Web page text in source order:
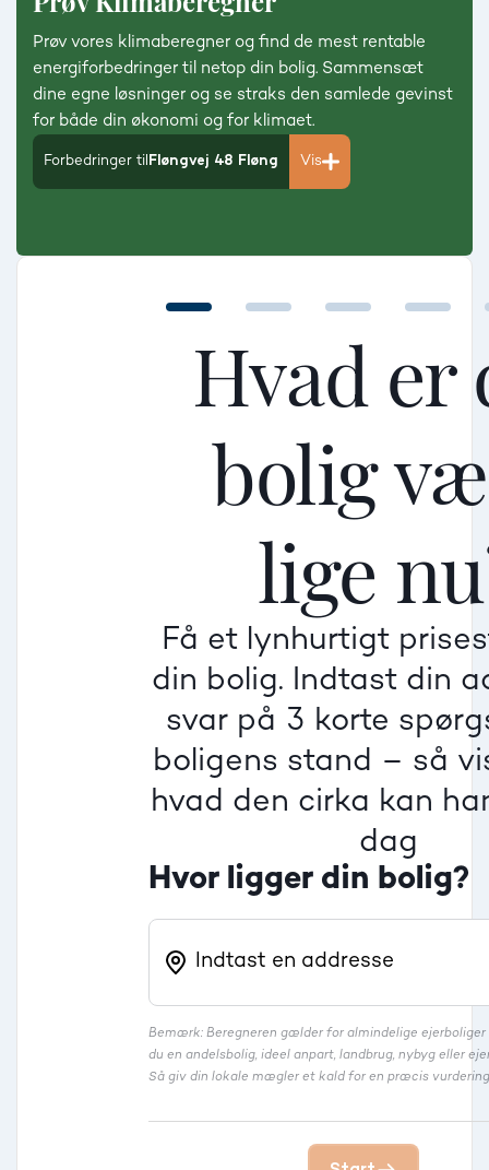
Prøv vores klimaberegner og find de mest rentable
energiforbedringer til netop din bolig. Sammensæt
dine egne løsninger og se straks den samlede gevinst
for både din økonomi og for klimaet.
Forbedringer til Fløngvej 48 Fløng Vis
Hvad er
bolig
lige
Få et lynhurtigt
din bolig. Indtast din
svar på 3 korte
boligens stand – så
hvad den cirka kan
dag
Hvor ligger din bolig?
Bemærk: Beregneren gælder for almindelige ejerboliger
du en andelsbolig, ideel anpart, landbrug, nybyg eller
Så giv din lokale mægler et kald for en præcis
Dårlig
Mindre god
Mellem
Dårlig
Mindre god
Mellem
Dårlig
Mindre god
Mellem
Villa
Beregner pris